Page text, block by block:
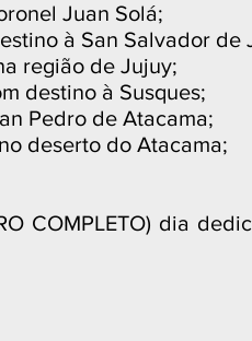
Juan Solá;
à San Salvador de
região de Jujuy;
destino à Susques;
Pedro de Atacama;
deserto do Atacama;
COMPLETO) dia